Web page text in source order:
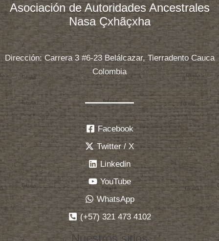
Asociación de Autoridades Ancestrales
Nasa Çxhãçxha
Dirección: Carrera 3 #6-23 Belálcazar, Tierradento Cauca
Colombia
Facebook
Twitter / X
Linkedin
YouTube
WhatsApp
(+57) 321 473 4102
Nuestros sitios